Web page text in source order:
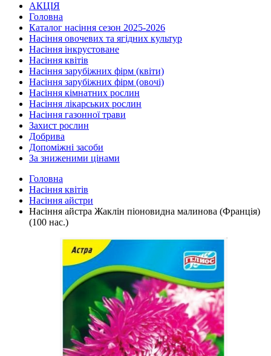
АКЦІЯ
Головна
Каталог насіння сезон 2025-2026
Насіння овочевих та ягідних культур
Насіння інкрустоване
Насіння квітів
Насіння зарубіжних фірм (квіти)
Насіння зарубіжних фірм (овочі)
Насіння кімнатних рослин
Насіння лікарських рослин
Насіння газонної трави
Захист рослин
Добрива
Допоміжні засоби
За зниженими цінами
Головна
Насіння квітів
Насіння айстри
Насіння айстра Жаклін піоновидна малинова (Франція)
(100 нас.)